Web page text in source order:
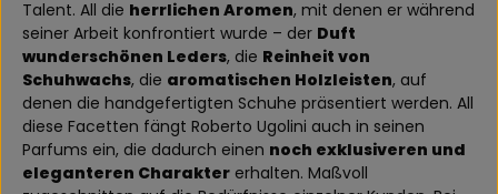
Talent. All die herrlichen Aromen, mit denen er während
seiner Arbeit konfrontiert wurde – der Duft
wunderschönen Leders, die Reinheit von
Schuhwachs, die aromatischen Holzleisten, auf
denen die handgefertigten Schuhe präsentiert werden. All
diese Facetten fängt Roberto Ugolini auch in seinen
Parfums ein, die dadurch einen noch exklusiveren und
eleganteren Charakter erhalten. Maßvoll